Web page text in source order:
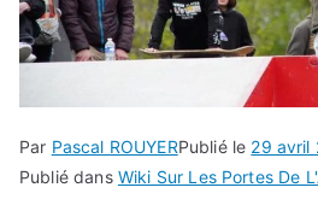
Par Pascal ROUYERPublié le 29 avril
Publié dans Wiki Sur Les Portes De